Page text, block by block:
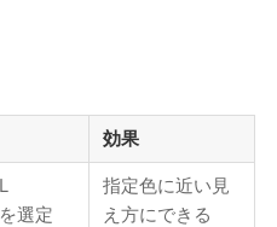
効果
選定
指定色に近い見
え方にできる